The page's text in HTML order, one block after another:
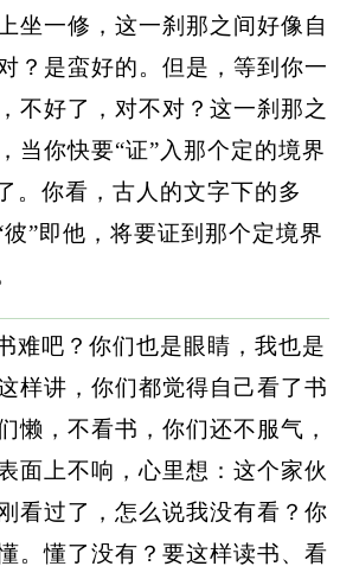
坐一修，这一刹那之间好像自
？是蛮好的。但是，等到你一
不好了，对不对？这一刹那之
当你快要“证”入那个定的境界
。你看，古人的文字下的多
”即他，将要证到那个定境界
难吧？你们也是眼睛，我也是
样讲，你们都觉得自己看了书
懒，不看书，你们还不服气，
面上不响，心里想：这个家伙
看过了，怎么说我没有看？你
。懂了没有？要这样读书、看